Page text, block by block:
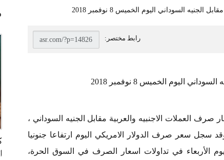
اليوم الخميس 8 نوفمبر 2018
العملات الاجنبيه والعربية مقابل الجنيه السوداني ،
الخميس الثامن من شهر نوفمبر لعالم 2018 ، وقد سجل سعر صرف الدولار الامريكي اليوم ارتفاعا جنونيا
الأربعاء في تداولات اسعار الصرف في السوق الحرة،